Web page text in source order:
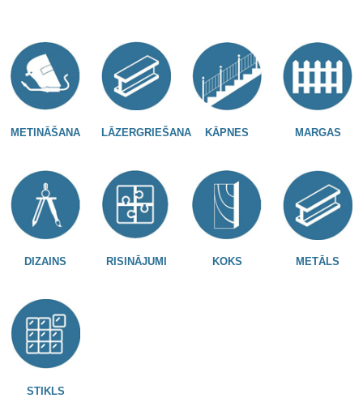
METINĀŠANA LĀZERGRIEŠANA KĀPNES MARGAS
DIZAINS RISINĀJUMI KOKS METĀLS
STIKLS